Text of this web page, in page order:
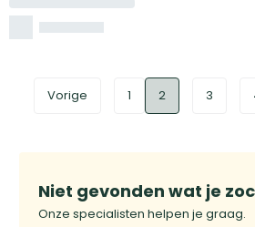
Vorige 1 2 3
Niet gevonden wat je
Onze specialisten helpen je graag.